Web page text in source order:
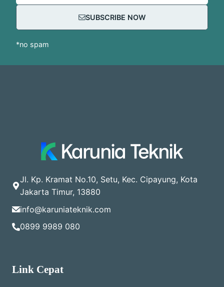
SUBSCRIBE NOW
*no spam
Jl. Kp. Kramat No.10, Setu, Kec. Cipayung, Kota
Jakarta Timur, 13880
info@karuniateknik.com
0899 9989 080
Link Cepat